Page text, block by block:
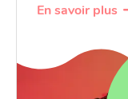
En savoir plus